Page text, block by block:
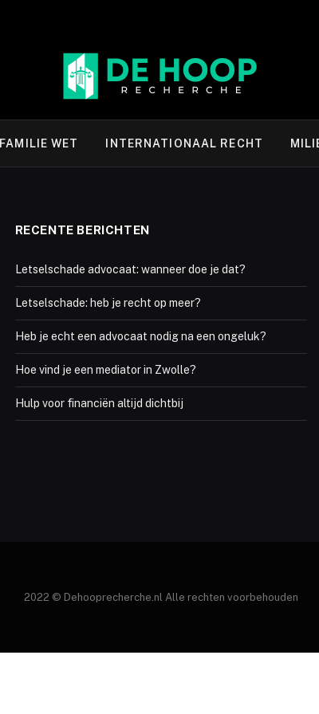
FAMILIE WET INTERNATIONAAL RECHT
RECENTE BERICHTEN
Letselschade advocaat: wanneer doe je dat?
Letselschade: heb je recht op meer?
Heb je echt een advocaat nodig na een ongeluk?
Hoe vind je een mediator in Zwolle?
Hulp voor financiën altijd dichtbij
2022 © Dehooprecherche.nl Alle rechten voorbehouden